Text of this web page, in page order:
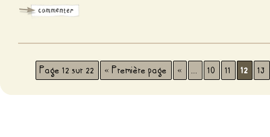
Page 12 sur 22 « Première page « … 10 11 12 13